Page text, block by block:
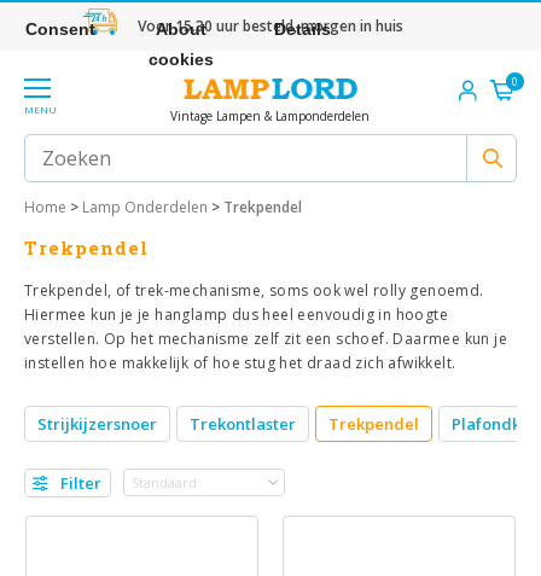
Voor 15.30 uur besteld, morgen in huis
MENU Vintage Lampen & Lamponderdelen
0
Home > Lamp Onderdelen > Trekpendel
Trekpendel
Trekpendel, of trek-mechanisme, soms ook wel rolly genoemd.
Hiermee kun je je hanglamp dus heel eenvoudig in hoogte
verstellen. Op het mechanisme zelf zit een schoef. Daarmee kun je
instellen hoe makkelijk of hoe stug het draad zich afwikkelt.
Strijkijzersnoer Trekontlaster Trekpendel
Filter
Consent
About
cookies
Details